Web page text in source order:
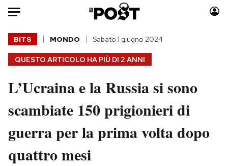
Auto
HOME
Italia
Politica
Tecnologia
Internet
Scienza
Moda
Consumismi
Storie/Idee
QUESTO ARTICOLO HA PIÙ DI 2 ANNI
BITS MONDO Sabato 1 giugno 2024
L’Ucraina e la Russia si sono
scambiate 150 prigionieri di
guerra per la prima volta dopo
quattro mesi